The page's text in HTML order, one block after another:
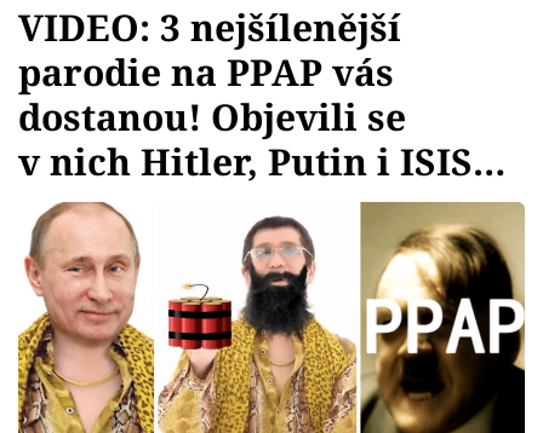
Témata
Showbyznys
Youtubeři
Virály
Sex a vztahy
Videa
VIDEO: 3 nejšílenější
parodie na PPAP vás
dostanou! Objevili se
v nich Hitler, Putin i ISIS…